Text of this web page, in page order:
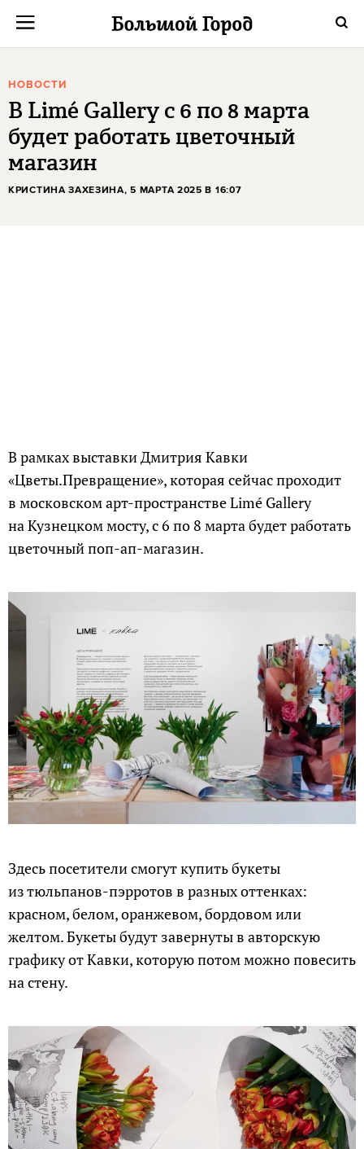
НОВОСТИ
В Limé Gallery с 6 по 8 марта
будет работать цветочный
магазин
КРИСТИНА ЗАХЕЗИНА, 5 МАРТА 2025 В 16:07
В рамках выставки Дмитрия Кавки
«Цветы.Превращение», которая сейчас проходит
в московском арт-пространстве Limé Gallery
на Кузнецком мосту, c 6 по 8 марта будет работать
цветочный поп-ап-магазин.
Здесь посетители смогут купить букеты
из тюльпанов-пэрротов в разных оттенках:
красном, белом, оранжевом, бордовом или
желтом. Букеты будут завернуты в авторскую
графику от Кавки, которую потом можно повесить
на стену.